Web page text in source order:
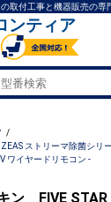
取付工事と機器販売の専
ンティア
ストリーマ除菌シ
ワイヤードリモコン -
ン FIVE STAR